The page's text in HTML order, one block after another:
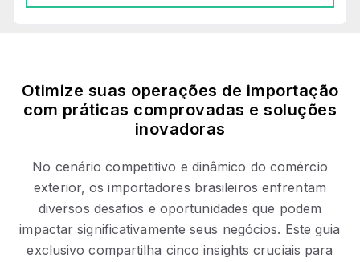
Otimize suas operações de importação
com práticas comprovadas e soluções
inovadoras
No cenário competitivo e dinâmico do comércio
exterior, os importadores brasileiros enfrentam
diversos desafios e oportunidades que podem
impactar significativamente seus negócios. Este guia
exclusivo compartilha cinco insights cruciais para